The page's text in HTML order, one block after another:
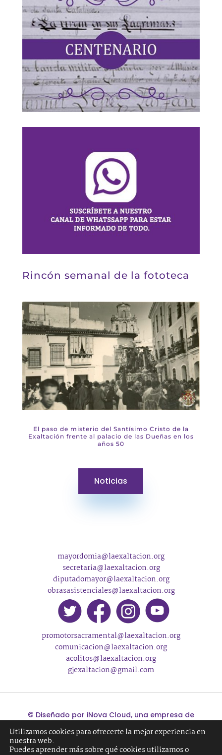
Rincón semanal de la fototeca
El paso de misterio del Santísimo Cristo de la
Exaltación frente al palacio de las Dueñas en los
años 50
Noticias
mayordomia@laexaltacion.org
secretaria@laexaltacion.org
diputadomayor@laexaltacion.org
obrasasistenciales@laexaltacion.org
promotorsacramental@laexaltacion.org
comunicacion@laexaltacion.org
acolitos@laexaltacion.org
gjexaltacion@gmail.com
© Diseñado por iNova Cloud, una empresa de
Grupo iNova
Aviso legal
privacidad |Política de cookies
Utilizamos cookies para ofrecerte la mejor experiencia en
nuestra web.
Puedes aprender más sobre qué cookies utilizamos o